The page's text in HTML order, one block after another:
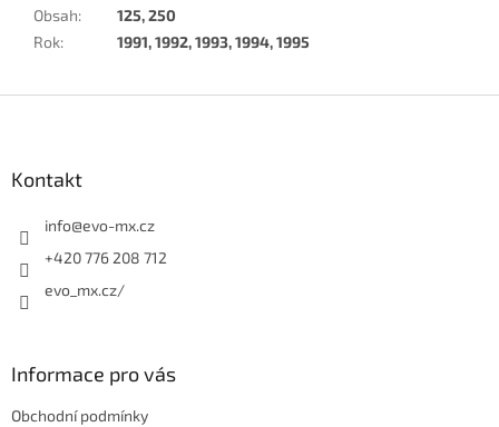
Obsah:
125, 250
Rok: 1991, 1992, 1993, 1994, 1995
Kontakt
info@evo-mx.cz
+420 776 208 712
evo_mx.cz/
Informace pro vás
Obchodní podmínky